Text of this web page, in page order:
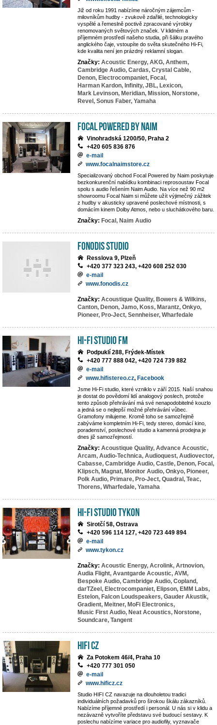
Již od roku 1991 nabízíme náročným zájemcům -
milovníkům hudby - zvukově zdařilé, technologicky
vyspělé a řemeslně poctivě zpracované výrobky
renomovaných světových značek. V klidném a
příjemném prostředí našeho studia, při šálku pravého
anglického čaje, vstoupíte do světa skutečného Hi-Fi,
kde kvalita není jen prázdný reklamní slogan.
Značky: Acoustic Energy, AKG, Anthem,
Cambridge Audio, Cardas, Crystal Cable,
Denon, Electrocompaniet, Focal,
Harman Kardon, Infinity, JBL, Lexicon,
Mark Levinson, Meridian, Mission, Norstone,
Revel, Sonus Faber, Yamaha
Focal powered by Naim
Vinohradská 1200/50, Praha 2
+420 605 836 876
e-mail
www.focalnaimstore.cz
Specializovaný obchod Focal Powered by Naim poskytuje
bezkonkurenční nabídku kombinaci reprosoustav Focal
spolu s audio řešením Naim Audio. Na více než 90 m2
showroomu Focal Naim si můžete užít výjimečný zážitek
z hudby v akusticky upravené poslechové místnosti, s
domácím kinem Dolby Atmos, nebo u sluchátkového baru.
Značky: Focal, Naim Audio
Fonodis studio
Resslova 9, Plzeň
+420 377 323 243, +420 608 252 030
e-mail
www.fonodis.cz
Značky: Acoustique Quality, Bowers & Wilkins,
Canton, Denon, Jamo, Koss, Marantz, Onkyo,
Pioneer, Pro-Ject, Sennheiser, Wharfedale
Hi-Fi Studio FM
Podpuklí 288, Frýdek-Místek
+420 777 888 042, +420 724 739 882
e-mail
www.hifistereo.cz, Facebook
Jsme Hi-Fi studio, které vzniklo v září 2015. Naší snahou
je dostat do povědomí lidí analogový poslech, protože
tento způsob přehrávání má své nenapodobitelné kouzlo
a jedná se o nejlepší možné přehrávání vůbec.
Gramofony milujeme. Kromě toho se samozřejmě
zabýváme kompletním Hi-Fi, tedy stereo, domácí kino,
poradenství, poslechové studio a kamenná prodejna je
dnes již samozřejmostí.
Značky: Acoustique Quality, Advance Acoustic,
Arcam, Audio-Technica, Audioquest, Audiovector,
Cabasse, Cambridge Audio, Castle, Denon, Focal,
Klipsch, Magnat, Monitor Audio, Onkyo, Pioneer,
Polk Audio, Primare, Pro-Ject, Quadral, Teac,
Thorens, Wharfedale, Yamaha
HI-FI studio TYKON
Sirotčí 58, Ostrava
+420 596 114 127, +420 723 449 894
e-mail
www.tykon.cz
Značky: Acoustic Energy, Acrolink, Artnovion,
Audia Flight, Avantgarde Acoustic, AVM,
Bespoke Audio, Cambridge Audio, Copland,
darTZeel, Electrocompaniet, Elipson, EMM Labs,
Estelon, Falcon Loudspeakers, Gauder Akustik,
Gradient, Meitner, MoFi Electronics,
Music First Audio, Neat Acoustics, Norstone,
Soundcare, Tangent
HIFI CZ
Za Potokem 46/4, Praha 10
+420 777 301 050
e-mail
www.hificz.cz
Studio HIFI CZ navazuje na dlouholetou tradici
individuálních požadavků pro širokou škálu zákazníků.
Nabízíme příjemné prostředí i personál. U nás si v klidu a
nezávazně vytvoříte představu své budoucí sestavy. K
poslechu nabízíme variace pro audiofily, vyznavače